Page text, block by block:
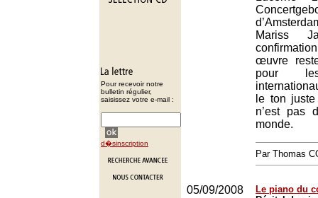
Pour recevoir notre
bulletin régulier,
saisissez votre e-mail :
d�sinscription
Mariss
œuvre
pour
le ton
n’est pas
monde.
Par Thomas
05/09/2008
Le piano du